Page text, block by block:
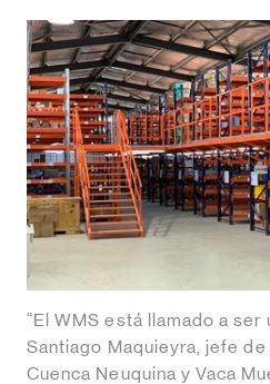
“El WMS está llamado a ser
Santiago Maquieyra, jefe
Cuenca Neuquina y Vaca